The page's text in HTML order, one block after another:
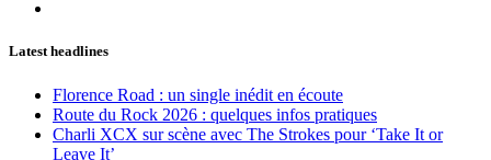
Latest headlines
Florence Road : un single inédit en écoute
Route du Rock 2026 : quelques infos pratiques
Charli XCX sur scène avec The Strokes pour ‘Take It or
Leave It’